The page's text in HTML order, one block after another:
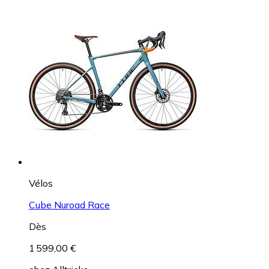
Vélos
Cube Nuroad Race
Dès
1 599,00 €